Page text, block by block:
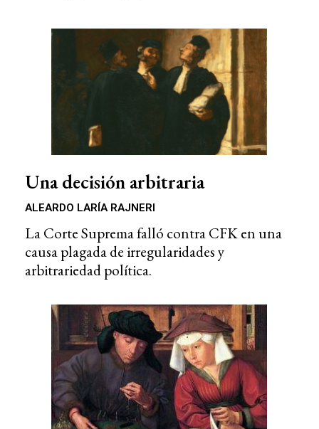
Una decisión arbitraria
ALEARDO LARÍA RAJNERI
La Corte Suprema falló contra CFK en una
causa plagada de irregularidades y
arbitrariedad política.